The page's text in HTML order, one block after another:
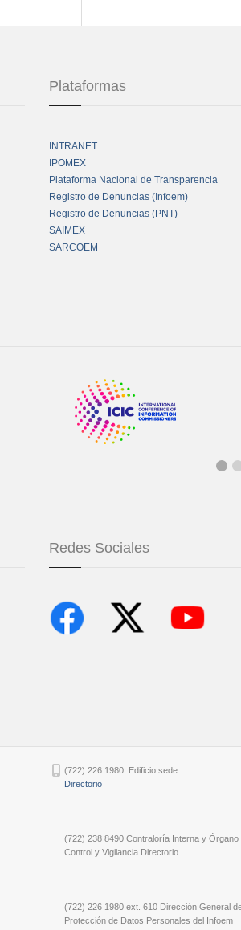
Plataformas
INTRANET
IPOMEX
Plataforma Nacional de Transparencia
Registro de Denuncias (Infoem)
Registro de Denuncias (PNT)
SAIMEX
SARCOEM
Redes Sociales
(722) 226 1980. Edificio sede
Directorio
(722) 238 8490 Contraloría Interna y Órgano
Control y Vigilancia Directorio
(722) 226 1980 ext. 610 Dirección General
Protección de Datos Personales del Infoem